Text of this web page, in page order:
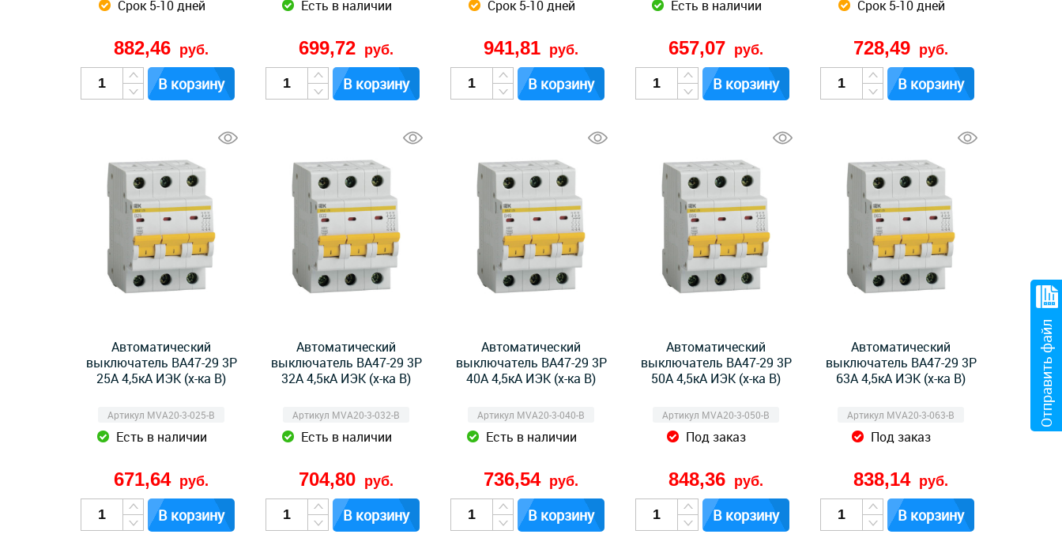
Срок 5-10 дней
882,46 руб.
В корзину
Есть в наличии
699,72 руб.
В корзину
Срок 5-10 дней
941,81 руб.
В корзину
Есть в наличии
657,07 руб.
В корзину
Срок 5-10 дней
728,49 руб.
В корзину
Автоматический
выключатель ВА47-29 3Р
25А 4,5кА ИЭК (х-ка B)
Артикул MVA20-3-025-B
Есть в наличии
671,64 руб.
В корзину
Автоматический
выключатель ВА47-29 3Р
32А 4,5кА ИЭК (х-ка B)
Артикул MVA20-3-032-B
Есть в наличии
704,80 руб.
В корзину
Автоматический
выключатель ВА47-29 3Р
40А 4,5кА ИЭК (х-ка B)
Артикул MVA20-3-040-B
Есть в наличии
736,54 руб.
В корзину
Автоматический
выключатель ВА47-29 3Р
50А 4,5кА ИЭК (х-ка B)
Артикул MVA20-3-050-B
Под заказ
848,36 руб.
В корзину
Автоматический
выключатель ВА47-29 3Р
63А 4,5кА ИЭК (х-ка B)
Артикул MVA20-3-063-B
Под заказ
838,14 руб.
В корзину
Отправить файл